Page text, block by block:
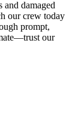
and damaged
our crew today
prompt,
our